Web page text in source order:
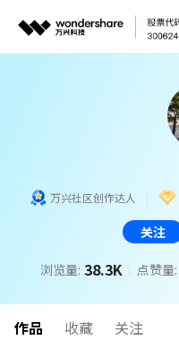
万兴社区创作达人
关注
浏览量: 38.3K 点赞量:
作品 收藏 关注